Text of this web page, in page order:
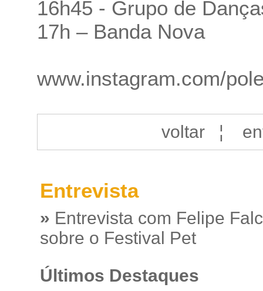
16h45 - Grupo de
17h – Banda Nova
www.instagram.com/
voltar¦
Entrevista
» Entrevista com Felipe
sobre o Festival Pet
Últimos Destaques